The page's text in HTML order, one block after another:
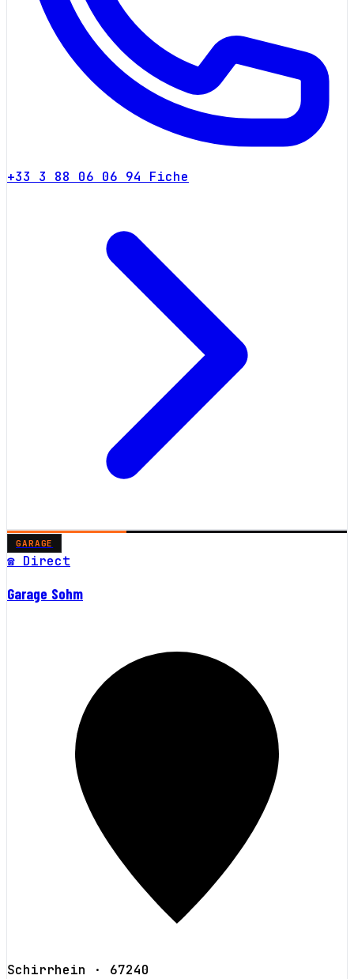
+33 3 88 06 06 94 Fiche
GARAGE
☎ Direct
Garage Sohm
Schirrhein · 67240